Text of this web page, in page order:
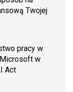
Twojej
pracy w
w
Act